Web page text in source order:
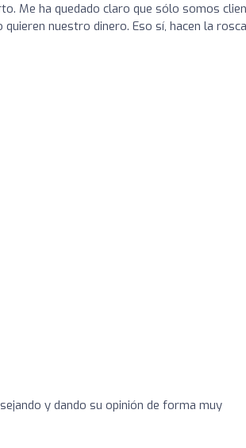
Me ha quedado claro que sólo somos
nuestro dinero. Eso sí, hacen la rosca
y dando su opinión de forma muy